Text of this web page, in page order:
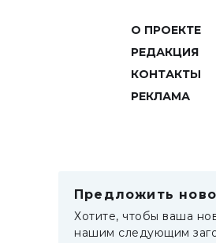
О ПРОЕКТЕ
РЕДАКЦИЯ
КОНТАКТЫ
РЕКЛАМА
Предложить
Хотите, чтобы ваша
нашим следующим